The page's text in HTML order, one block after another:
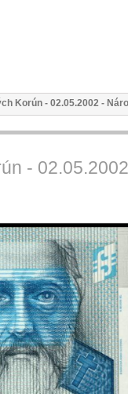
Korún - 02.05.2002 -
-